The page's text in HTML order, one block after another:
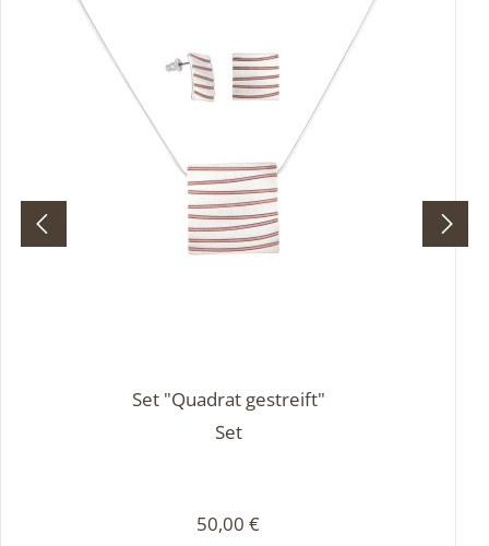
Set "Quadrat gestreift"
Set
Regulärer Preis:
50,00 €